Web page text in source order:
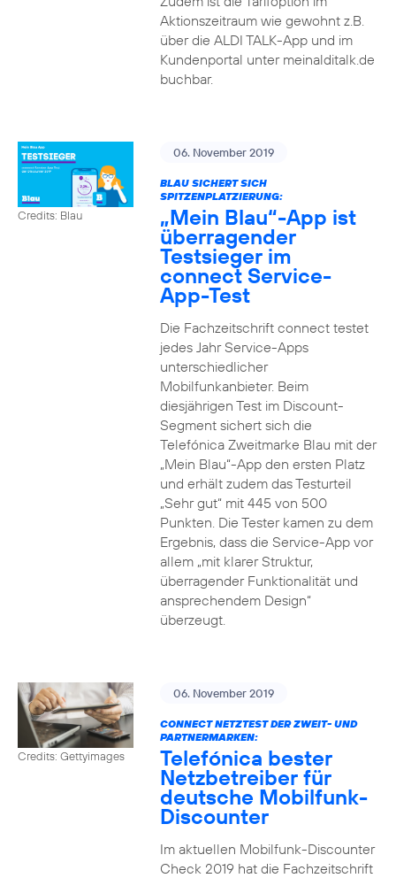
Aktionszeitraum wie gewohnt z.B.
über die ALDI TALK-App und im
Kundenportal unter meinalditalk.de
buchbar.
Credits: Blau
06. November 2019
BLAU SICHERT SICH
SPITZENPLATZIERUNG:
„Mein Blau“-App ist
überragender
Testsieger im
connect Service-
App-Test
Die Fachzeitschrift connect testet
jedes Jahr Service-Apps
unterschiedlicher
Mobilfunkanbieter. Beim
diesjährigen Test im Discount-
Segment sichert sich die
Telefónica Zweitmarke Blau mit der
„Mein Blau“-App den ersten Platz
und erhält zudem das Testurteil
„Sehr gut“ mit 445 von 500
Punkten. Die Tester kamen zu dem
Ergebnis, dass die Service-App vor
allem „mit klarer Struktur,
überragender Funktionalität und
ansprechendem Design“
überzeugt.
Credits: Gettyimages
06. November 2019
CONNECT NETZTEST DER ZWEIT- UND
PARTNERMARKEN:
Telefónica bester
Netzbetreiber für
deutsche Mobilfunk-
Discounter
Im aktuellen Mobilfunk-Discounter
Check 2019 hat die Fachzeitschrift